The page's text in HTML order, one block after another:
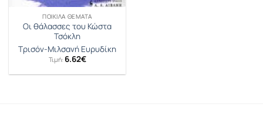
ΠΟΙΚΊΛΑ ΘΈΜΑΤΑ
Οι θάλασσες του Κώστα
Τσόκλη
Τρισόν-Μιλσανή Ευρυδίκη
Τιμή: 6.62€